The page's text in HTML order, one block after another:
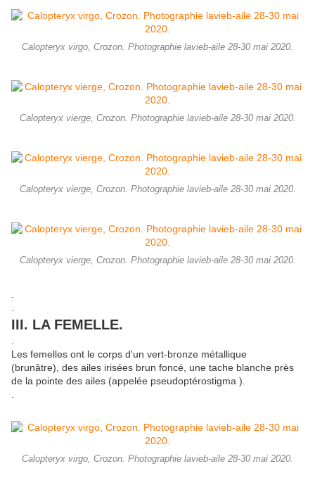
Calopteryx virgo, Crozon. Photographie lavieb-aile 28-30 mai 2020.
Calopteryx vierge, Crozon. Photographie lavieb-aile 28-30 mai 2020.
Calopteryx vierge, Crozon. Photographie lavieb-aile 28-30 mai 2020.
Calopteryx vierge, Crozon. Photographie lavieb-aile 28-30 mai 2020.
III. LA FEMELLE.
Les femelles ont le corps d'un vert-bronze métallique
(brunâtre), des ailes irisées brun foncé, une tache blanche près
de la pointe des ailes (appelée pseudoptérostigma ).
Calopteryx virgo, Crozon. Photographie lavieb-aile 28-30 mai 2020.